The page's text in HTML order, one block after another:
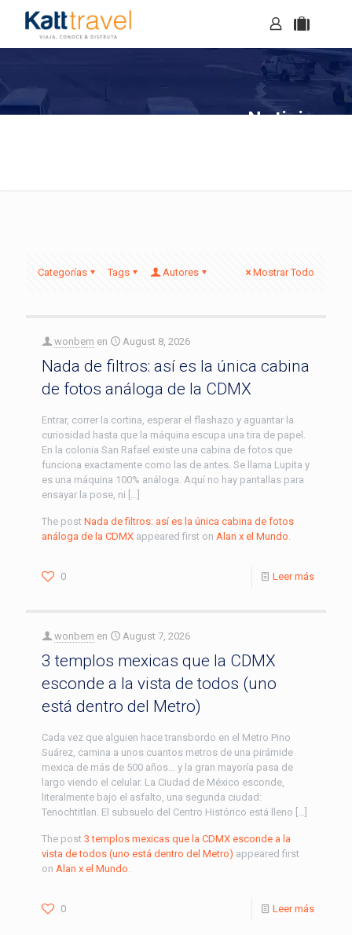
Noticias
Categorías Tags Autores Mostrar Todo
wonbern en August 8, 2026
Nada de filtros: así es la única cabina
de fotos análoga de la CDMX
Entrar, correr la cortina, esperar el flashazo y aguantar la
curiosidad hasta que la máquina escupa una tira de papel.
En la colonia San Rafael existe una cabina de fotos que
funciona exactamente como las de antes. Se llama Lupita y
es una máquina 100% análoga. Aquí no hay pantallas para
ensayar la pose, ni […]
The post Nada de filtros: así es la única cabina de fotos
análoga de la CDMX appeared first on Alan x el Mundo.
0 Leer más
wonbern en August 7, 2026
3 templos mexicas que la CDMX
esconde a la vista de todos (uno
está dentro del Metro)
Cada vez que alguien hace transbordo en el Metro Pino
Suárez, camina a unos cuantos metros de una pirámide
mexica de más de 500 años… y la gran mayoría pasa de
largo viendo el celular. La Ciudad de México esconde,
literalmente bajo el asfalto, una segunda ciudad:
Tenochtitlan. El subsuelo del Centro Histórico está lleno […]
The post 3 templos mexicas que la CDMX esconde a la
vista de todos (uno está dentro del Metro) appeared first
on Alan x el Mundo.
0 Leer más